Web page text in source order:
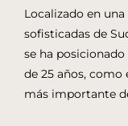
Localizado en
sofisticadas de
se ha
de 25 años,
más importante